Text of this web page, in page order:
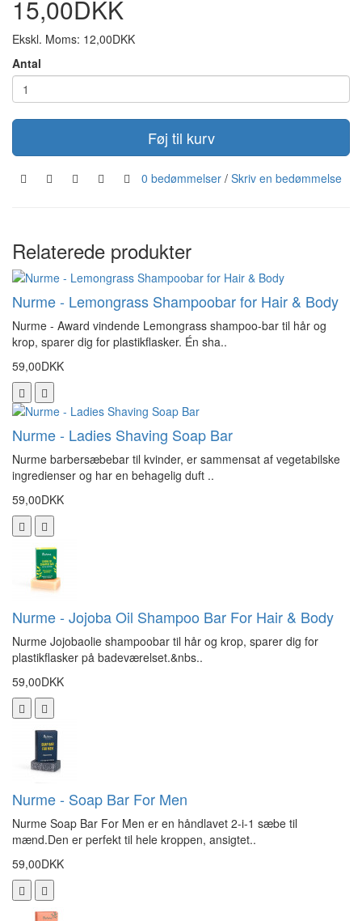
15,00DKK
Ekskl. Moms: 12,00DKK
Antal
Føj til kurv
0 bedømmelser / Skriv en bedømmelse
Relaterede produkter
Nurme - Lemongrass Shampoobar for Hair & Body
Nurme - Award vindende Lemongrass shampoo-bar til hår og
krop, sparer dig for plastikflasker. Én sha..
59,00DKK
Nurme - Ladies Shaving Soap Bar
Nurme barbersæbebar til kvinder, er sammensat af vegetabilske
ingredienser og har en behagelig duft ..
59,00DKK
Nurme - Jojoba Oil Shampoo Bar For Hair & Body
Nurme Jojobaolie shampoobar til hår og krop, sparer dig for
plastikflasker på badeværelset.&nbs..
59,00DKK
Nurme - Soap Bar For Men
Nurme Soap Bar For Men er en håndlavet 2-i-1 sæbe til
mænd.Den er perfekt til hele kroppen, ansigtet..
59,00DKK